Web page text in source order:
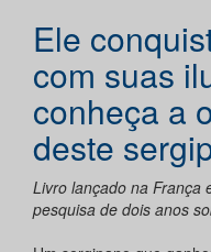
Ele
com suas
conheça a
deste
Livro lançado na França
pesquisa de dois anos